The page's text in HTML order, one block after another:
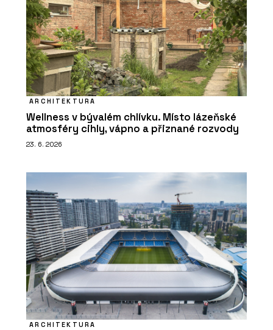
ARCHITEKTURA
Wellness v bývalém chlívku. Místo lázeňské
atmosféry cihly, vápno a přiznané rozvody
23. 6. 2026
ARCHITEKTURA